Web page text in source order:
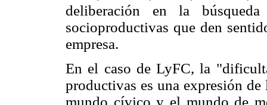
deliberación en la
socioproductivas que den
empresa.
En el caso de LyFC, la
productivas es una expresión